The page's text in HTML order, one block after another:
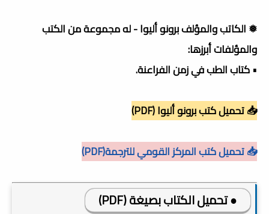
❅ الكاتب والمؤلف برونو أليوا - له مجموعة من الكتب
والمؤلفات أبرزها:
• كتاب الطب في زمن الفراعنة.
📥 تحميل كتب برونو أليوا (PDF)
📥 تحميل كتب المركز القومي للترجمة(PDF)
● تحميل الكتاب بصيغة (PDF)